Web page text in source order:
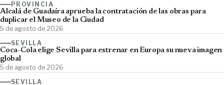
PROVINCIA
Alcalá de Guadaíra aprueba la contratación de las obras para
duplicar el Museo de la Ciudad
5 de agosto de 2026
SEVILLA
Coca-Cola elige Sevilla para estrenar en Europa su nueva imagen
global
5 de agosto de 2026
SEVILLA